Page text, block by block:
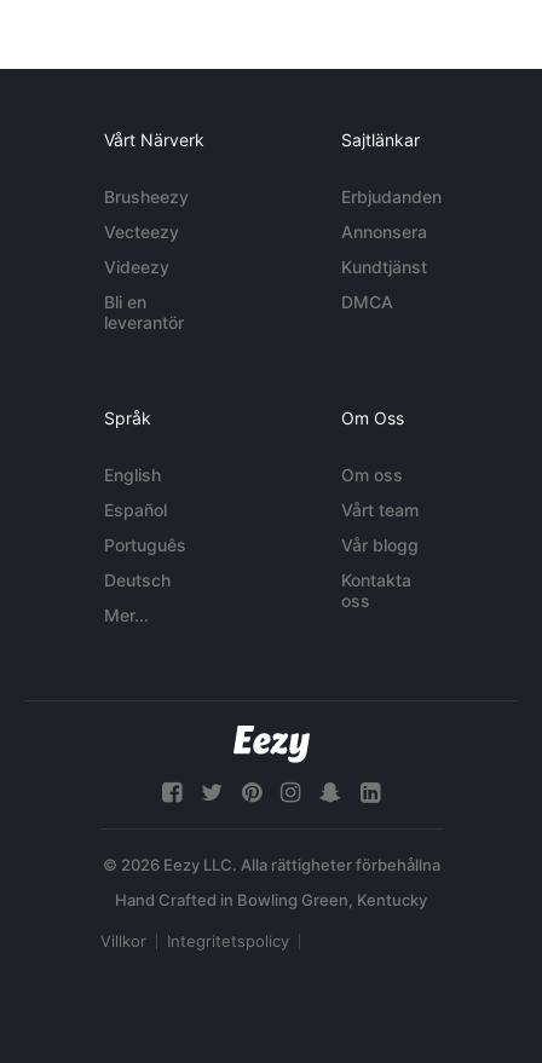
Vårt Närverk
Brusheezy
Vecteezy
Videezy
Bli en
leverantör
Sajtlänkar
Erbjudanden
Annonsera
Kundtjänst
DMCA
Språk
English
Español
Português
Deutsch
Mer...
Om Oss
Om oss
Vårt team
Vår blogg
Kontakta
oss
© 2026 Eezy LLC. Alla rättigheter förbehållna
Villkor Integritetspolicy